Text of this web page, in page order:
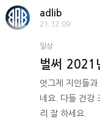
adlib
21.12.09
일상
벌써 2021
엇그제 지인들
네요. 다들 건강
리 잘 하세요.